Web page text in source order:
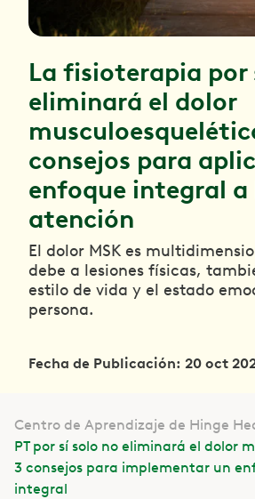
La fisioterapia por
eliminará el dolor
consejos para
enfoque integral a
atención
El dolor MSK es
debe a lesiones físicas,
estilo de vida y el estado
persona.
Fecha de Publicación: 20 oct
Centro de Aprendizaje de Hinge
PT por sí solo no eliminará el dolor
3 consejos para implementar un
integral